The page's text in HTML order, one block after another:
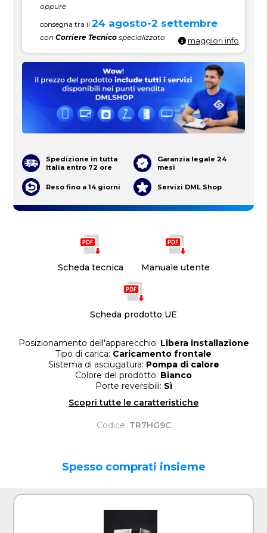
Scheda tecnica Manuale utente
Scheda prodotto UE
Posizionamento dell'apparecchio: Libera installazione
Tipo di carica: Caricamento frontale
Sistema di asciugatura: Pompa di calore
Colore del prodotto: Bianco
Porte reversibili: Sì
Scopri tutte le caratteristiche
Codice: TR7HG9C
oppure
consegna tra il24 agosto-2 settembre
conCorriere Tecnico specializzato maggiori info
Spedizione in tutta
Italia entro 72 ore
Garanzia legale 24
mesi
Reso fino a 14 giorni Servizi DML Shop
Spesso comprati insieme